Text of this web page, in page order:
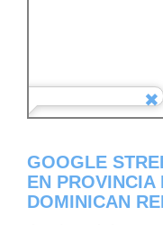
GOOGLE
EN PROVINCIA
DOMINICAN